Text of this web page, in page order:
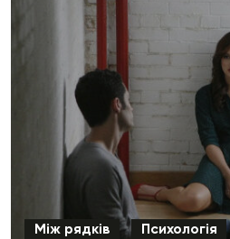
Між рядків Психологія